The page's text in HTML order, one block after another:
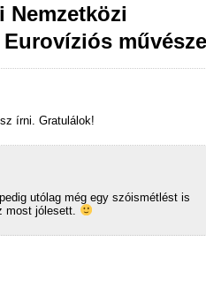
Nemzetközi
írni. Gratulálok!
utólag még egy szóismétlést is
most jólesett.